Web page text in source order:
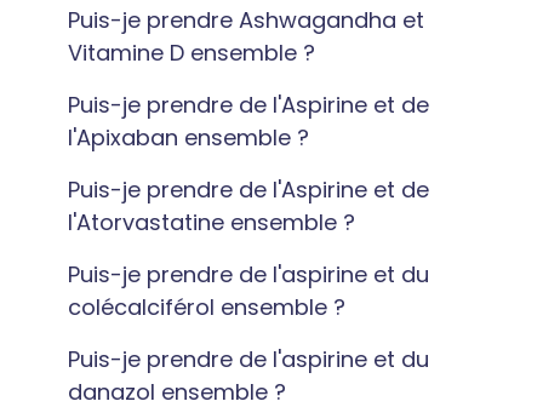
Puis-je prendre Ashwagandha et
Vitamine D ensemble ?
Puis-je prendre de l'Aspirine et de
l'Apixaban ensemble ?
Puis-je prendre de l'Aspirine et de
l'Atorvastatine ensemble ?
Puis-je prendre de l'aspirine et du
colécalciférol ensemble ?
Puis-je prendre de l'aspirine et du
danazol ensemble ?